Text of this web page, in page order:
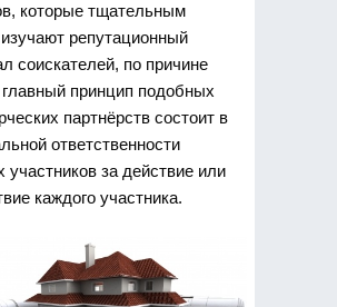
которые тщательным
репутационный
соискателей, по причине
главный принцип подобных
партнёрств состоит в
ответственности
участников за действие или
каждого участника.